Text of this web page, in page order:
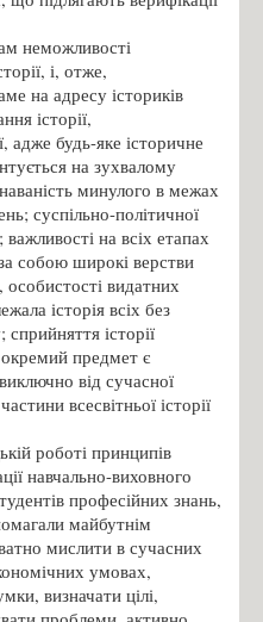
неможливості
і, отже,
на адресу істориків
історії,
адже будь-яке історичне
на зухвалому
минулого в межах
суспільно-політичної
важливості на всіх етапах
за собою широкі верстви
особистості видатних
історія всіх без
історії
окремий предмет є
від сучасної
всесвітньої історії
роботі принципів
навчально-виховного
професійних знань,
майбутнім
мислити в сучасних
умовах,
визначати цілі,